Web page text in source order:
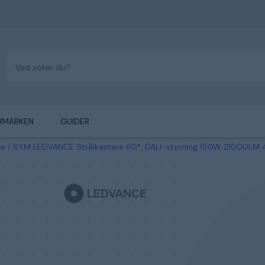
GUIDER
SYM LEDVANCE Strålkastare 60°, DALI-styrning 150W 21000LM